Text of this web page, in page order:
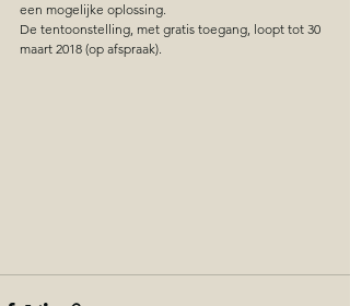
een mogelijke oplossing.
De tentoonstelling, met gratis toegang, loopt tot 30
maart 2018 (op afspraak).